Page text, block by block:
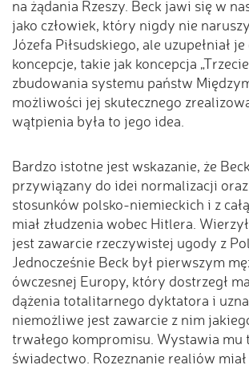
na żądania Rzeszy. Beck jawi się w
jako człowiek, który nigdy nie
Józefa Piłsudskiego, ale uzupełniał je
koncepcje, takie jak koncepcja
zbudowania systemu państw
możliwości jej skutecznego
wątpienia była to jego idea.
Bardzo istotne jest wskazanie, że
przywiązany do idei normalizacji
stosunków polsko-niemieckich i z
miał złudzenia wobec Hitlera.
jest zawarcie rzeczywistej ugody z
Jednocześnie Beck był pierwszym
ówczesnej Europy, który dostrzegł
dążenia totalitarnego dyktatora i
niemożliwe jest zawarcie z nim
trwałego kompromisu. Wystawia mu
świadectwo. Rozeznanie realiów miał